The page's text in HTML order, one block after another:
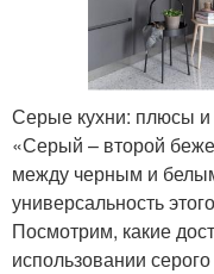
Серые кухни: плюсы
«Серый – второй
между черным и
универсальность
Посмотрим, какие
использовании